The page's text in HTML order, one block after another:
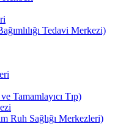
Tedavi Merkezi)
Tamamlayıcı Tıp)
Ruh Sağlığı Merkezleri)